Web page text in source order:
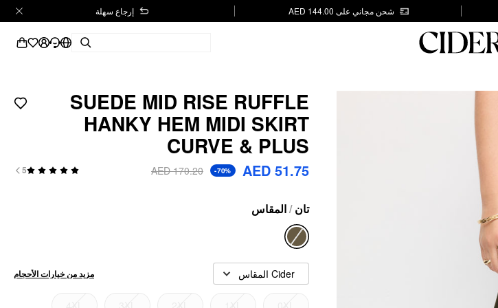
شحن مجاني على AED 144.00 إرجاع سهلة
SUEDE MID RISE RUFFLE
HANKY HEM MIDI SKIRT
CURVE & PLUS
AED 51.75
-70%
AED 170.20
5
تان /المقاس
Cider المقاس مزيد من خيارات الأحجام